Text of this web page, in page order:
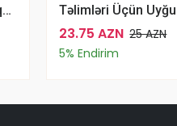
Silinebilir Standlı Maqnetik Futbol Taktiki Lövhəsi
23.75 AZN 25 AZN
5% Endirim